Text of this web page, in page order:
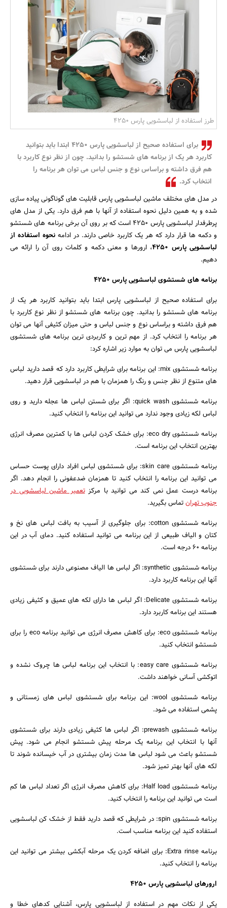
بانک، بیمه و سرمایه
مسکن و ساختمان
طرز استفاده از لباسشویی پارس 4250
برای استفاده صحیح از لباسشویی پارس 4250 ابتدا باید بتوانید
کاربرد هر یک از برنامه های شستشو را بدانید. چون از نظر نوع کاربرد با
هم فرق داشته و براساس نوع و جنس لباس می توان هر برنامه را
انتخاب کرد.
در مدل های مختلف ماشین لباسشویی پارس قابلیت های گوناگونی پیاده سازی
شده و به همین دلیل نحوه استفاده از آنها با هم فرق دارد. یکی از مدل های
پرطرفدار لباسشویی پارس 4250 است که بر روی آن برخی برنامه های شستشو
و دکمه ها قرار دارد که هر یک کاربرد خاصی دارند. در ادامه نحوه استفاده از
لباسشویی پارس 4250
، ارورها و معنی دکمه و کلمات روی آن را ارائه می
دهیم.
برنامه های شستشوی لباسشویی پارس 4250
برای استفاده صحیح از لباسشویی پارس ابتدا باید بتوانید کاربرد هر یک از
برنامه های شستشو را بدانید. چون برنامه های شستشو از نظر نوع کاربرد با
هم فرق داشته و براساس نوع و جنس لباس و حتی میزان کثیفی آنها می توان
هر برنامه را انتخاب کرد. از مهم ترین و کاربردی ترین برنامه های شستشوی
لباسشویی پارس می توان به موارد زیر اشاره کرد:
برنامه شستشوی mix: این برنامه برای شرایطی کاربرد دارد که قصد دارید لباس
های متنوع از نظر جنس و رنگ را همزمان با هم در لباسشویی قرار دهید.
برنامه شستشوی quick wash: اگر برای شستن لباس ها عجله دارید و روی
لباس لکه زیادی وجود ندارد می توانید این برنامه را انتخاب کنید.
برنامه شستشوی eco dry: برای خشک کردن لباس ها با کمترین مصرف انرژی
بهترین انتخاب این برنامه است.
برنامه شستشوی skin care: برای شستشوی لباس افراد دارای پوست حساس
می توانید این برنامه را انتخاب کنید تا همزمان ضدعفونی را انجام دهد. اگر
برنامه درست عمل نمی کند می توانید با مرکزتعمیر ماشین لباسشویی در
جنوب تهرانتماس بگیرید.
برنامه شستشوی cotton: برای جلوگیری از آسیب به بافت لباس های نخ و
کتان و الیاف طبیعی از این برنامه می توانید استفاده کنید. دمای آب در این
برنامه 60 درجه است.
برنامه شستشوی synthetic: اگر لباس ها الیاف مصنوعی دارند برای شستشوی
آنها این برنامه کاربرد دارد.
برنامه شستشوی Delicate: اگر لباس ها دارای لکه های عمیق و کثیفی زیادی
هستند این برنامه کاربرد دارد.
برنامه شستشوی eco: برای کاهش مصرف انرژی می توانید برنامه eco را برای
شستشو انتخاب کنید.
برنامه شستشوی easy care: با انتخاب این برنامه لباس ها چروک نشده و
اتوکشی آسانی خواهند داشت.
برنامه شستشوی wool: این برنامه برای شستشوی لباس های زمستانی و
پشمی استفاده می شود.
برنامه شستشوی prewash: اگر لباس ها کثیفی زیادی دارند برای شستشوی
آنها با انتخاب این برنامه یک مرحله پیش شستشو انجام می شود. پیش
شستشو باعث می شود لباس ها مدت زمان بیشتری در آب خیسانده شوند تا
لکه های آنها بهتر تمیز شود.
برنامه شستشوی Half load: برای کاهش مصرف انرژی اگر تعداد لباس ها کم
است می توانید این برنامه را انتخاب کنید.
برنامه شستشوی spin: در شرایطی که قصد دارید فقط از خشک کن لباسشویی
استفاده کنید این برنامه مناسب است.
برنامه Extra rinse: برای اضافه کردن یک مرحله آبکشی بیشتر می توانید این
برنامه را انتخاب کنید.
ارورهای لباسشویی پارس 4250
یکی از نکات مهم در استفاده از لباسشویی پارس، آشنایی کدهای خطا و